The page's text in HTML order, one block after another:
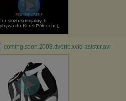
służb specjalnych
do Korei Północnej,
coming.soon.2008.dvdrip.xvid-asister.avi